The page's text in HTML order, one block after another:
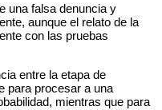
una falsa denuncia y
aunque el relato de la
con las pruebas
entre la etapa de
para procesar a una
mientras que para